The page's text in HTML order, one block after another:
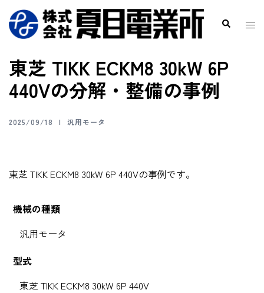
東芝 TIKK ECKM8 30kW 6P
440Vの分解・整備の事例
2025/09/18 汎用モータ
東芝 TIKK ECKM8 30kW 6P 440Vの事例です。
機械の種類
汎用モータ
型式
東芝 TIKK ECKM8 30kW 6P 440V